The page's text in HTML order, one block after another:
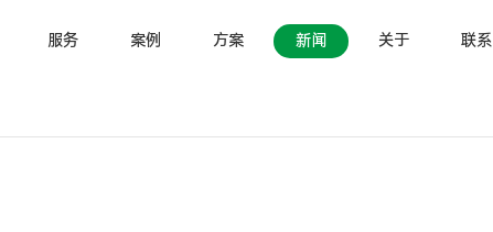
服务 案例 方案 新闻 关于 联系